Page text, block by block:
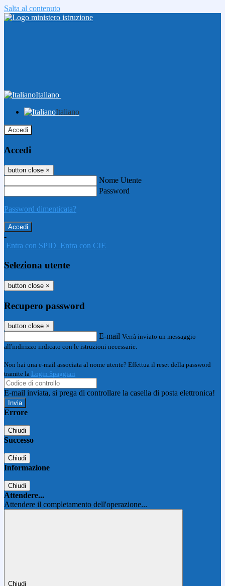
Salta al contenuto
Italiano
Italiano
Accedi
Accedi
button close ×
Nome Utente
Password
Password dimenticata?
-
Entra con SPID Entra con CIE
Seleziona utente
button close ×
Recupero password
button close ×
E-mail Verrà inviato un messaggio
all'indirizzo indicato con le istruzioni necessarie.
Non hai una e-mail associata al nome utente? Effettua il reset della password
tramite la Login Spaggiari
E-mail inviata, si prega di controllare la casella di posta elettronica!
Errore
Chiudi
Successo
Chiudi
Informazione
Chiudi
Attendere...
Attendere il completamento dell'operazione...
Chiudi